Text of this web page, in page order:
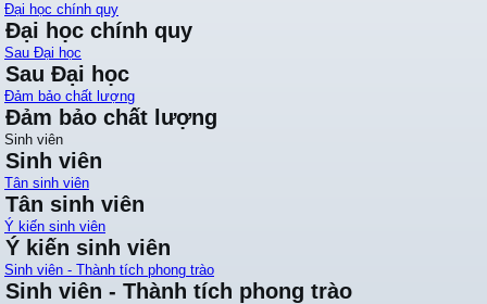
Đại học chính quy
Đại học chính quy
Sau Đại học
Sau Đại học
Đảm bảo chất lượng
Đảm bảo chất lượng
Sinh viên
Sinh viên
Tân sinh viên
Tân sinh viên
Ý kiến sinh viên
Ý kiến sinh viên
Sinh viên - Thành tích phong trào
Sinh viên - Thành tích phong trào